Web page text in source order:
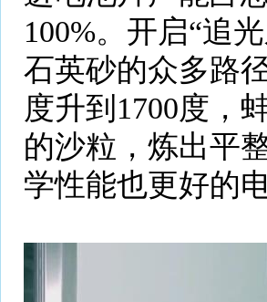
100%。开启“追
石英砂的众多路
度升到1700度，
的沙粒，炼出平
学性能也更好的